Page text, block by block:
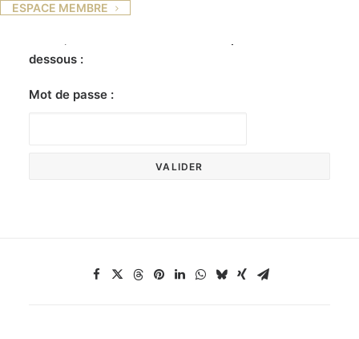
ESPACE MEMBRE
Ce contenu est protégé par un mot de passe. Pour
dessous :
Mot de passe :